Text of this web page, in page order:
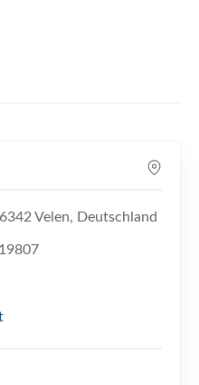
Velen, Deutschland